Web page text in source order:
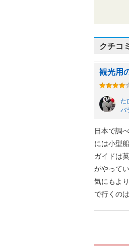
クチコ
観光用
た
バ
日本で調
には小型
ガイドは
がやって
気にもよ
で行くの